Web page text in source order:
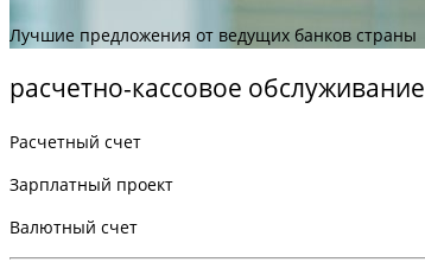
Лучшие предложения от ведущих банков страны
расчетно-кассовое обслуживание
Расчетный счет
Зарплатный проект
Валютный счет